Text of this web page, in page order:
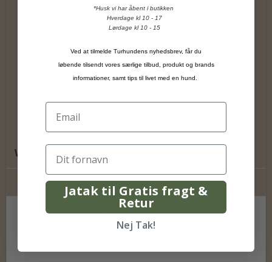
Woof Pupsicle – Lavendel
199,00 DKK
*Husk vi har åbent i butikken
Hverdage kl 10 - 17
Lørdage kl 10 - 15
Ved at tilmelde Turhundens nyhedsbrev, får du
løbende tilsendt vores særlige tilbud, produkt og brands
informationer, samt tips til livet med en hund.
Jatak til Gratis fragt &
Retur
Nej Tak!